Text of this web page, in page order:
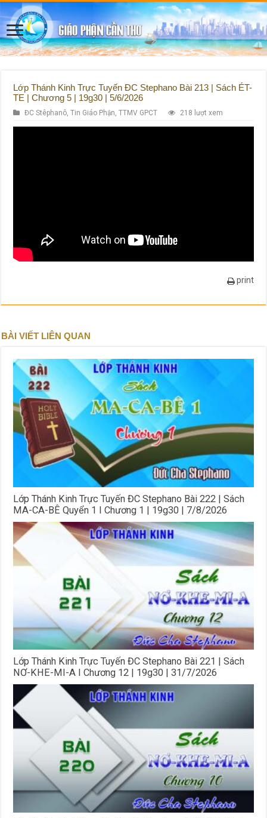
Lớp Thánh Kinh Trực Tuyến ĐC Stephano Bài 213 | Sách ÉT-
TE | Chương 5 | 19g30 | 5/6/2026
ĐC Stêphanô ,Tin Giáo Phận ,TTMV GPCT 218 lượt xem
print
BÀI VIẾT LIÊN QUAN
Lớp Thánh Kinh Trực Tuyến ĐC Stephano Bài 222 | Sách
MA-CA-BÊ Quyển 1 I Chương 1 | 19g30 | 7/8/2026
Lớp Thánh Kinh Trực Tuyến ĐC Stephano Bài 221 | Sách
NƠ-KHE-MI-A I Chương 12 | 19g30 | 31/7/2026